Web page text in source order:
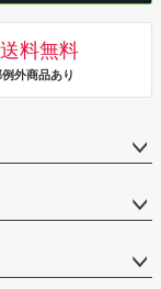
送料無料
外商品あり